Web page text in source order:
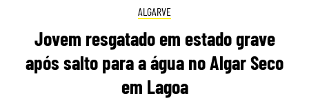
ALGARVE
Jovem resgatado em estado grave
após salto para a água no Algar Seco
em Lagoa